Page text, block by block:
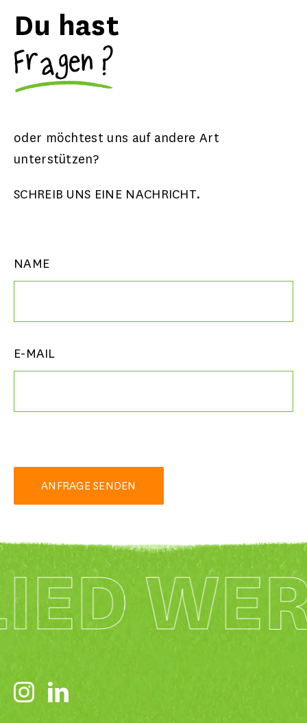
Du hast
Fragen ?
oder möchtest uns auf andere Art
unterstützen?
SCHREIB UNS EINE NACHRICHT.
NAME
E-MAIL
ANFRAGE SENDEN